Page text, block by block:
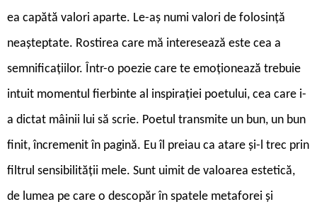
ea capătă valori aparte. Le-aș numi valori de folosință
neașteptate. Rostirea care mă interesează este cea a
semnificațiilor. Într-o poezie care te emoționează trebuie
intuit momentul fierbinte al inspirației poetului, cea care i-
a dictat mâinii lui să scrie. Poetul transmite un bun, un bun
finit, încremenit în pagină. Eu îl preiau ca atare și-l trec prin
filtrul sensibilității mele. Sunt uimit de valoarea estetică,
de lumea pe care o descopăr în spatele metaforei și